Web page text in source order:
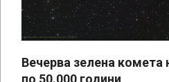
Вечерва зелена комета
по 50.000 години